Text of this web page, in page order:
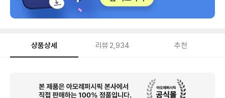
상품상세 리뷰2,934 추천